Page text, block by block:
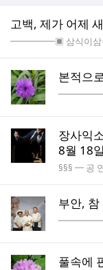
고백, 제가 어제
게시판명
━━━━━▣ 삼식이삼
본적으
게시판명
━━━━━▣
장사익
8월 18
게시판명
§§§ ━ 공
부안,
게시판명
━━━━━▣
풀속에